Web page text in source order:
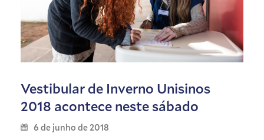
Vestibular de Inverno Unisinos
2018 acontece neste sábado
6 de junho de 2018